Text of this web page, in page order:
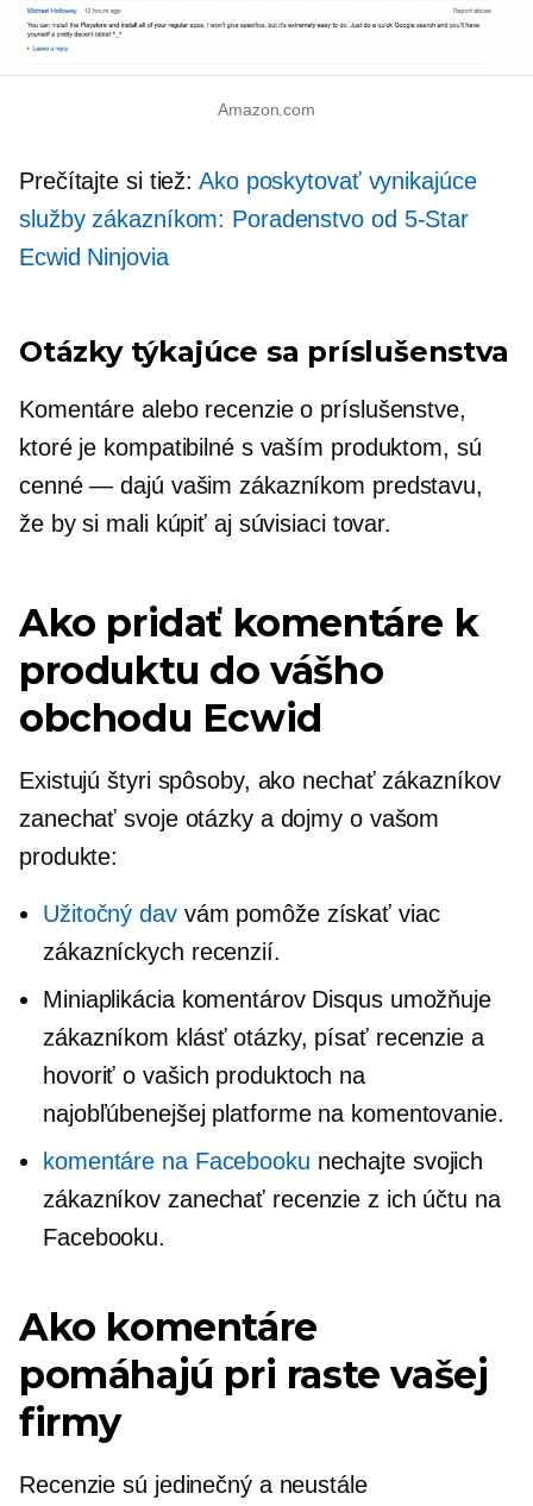
Amazon.com
Prečítajte si tiež: Ako poskytovať vynikajúce
služby zákazníkom: Poradenstvo od 5-Star
Ecwid Ninjovia
Otázky týkajúce sa príslušenstva
Komentáre alebo recenzie o príslušenstve,
ktoré je kompatibilné s vaším produktom, sú
cenné — dajú vašim zákazníkom predstavu,
že by si mali kúpiť aj súvisiaci tovar.
Ako pridať komentáre k
produktu do vášho
obchodu Ecwid
Existujú štyri spôsoby, ako nechať zákazníkov
zanechať svoje otázky a dojmy o vašom
produkte:
Užitočný davvám pomôže získať viac
zákazníckych recenzií.
Miniaplikácia komentárov Disqus umožňuje
zákazníkom klásť otázky, písať recenzie a
hovoriť o vašich produktoch na
najobľúbenejšej platforme na komentovanie.
komentáre na Facebooku nechajte svojich
zákazníkov zanechať recenzie z ich účtu na
Facebooku.
Ako komentáre
pomáhajú pri raste vašej
firmy
Recenzie sú jedinečný a neustále